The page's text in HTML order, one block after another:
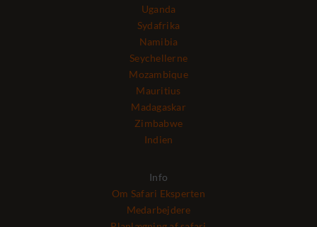
Uganda
Sydafrika
Namibia
Seychellerne
Mozambique
Mauritius
Madagaskar
Zimbabwe
Indien
Info
Om Safari Eksperten
Medarbejdere